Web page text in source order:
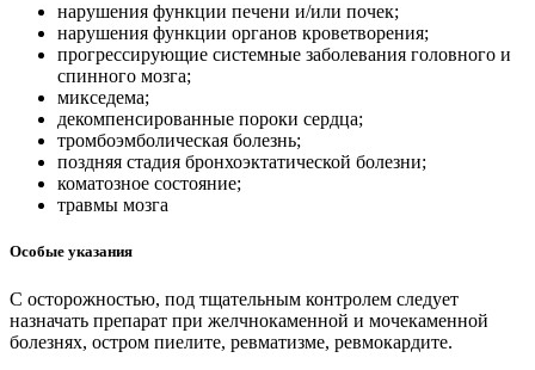
нарушения функции печени и/или почек;
нарушения функции органов кроветворения;
прогрессирующие системные заболевания головного и
спинного мозга;
микседема;
декомпенсированные пороки сердца;
тромбоэмболическая болезнь;
поздняя стадия бронхоэктатической болезни;
коматозное состояние;
травмы мозга
Особые указания
С осторожностью, под тщательным контролем следует
назначать препарат при желчнокаменной и мочекаменной
болезнях, остром пиелите, ревматизме, ревмокардите.